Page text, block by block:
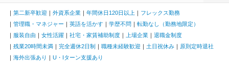
第二新卒歓迎 外資系企業 年間休日120日以上
フレックス勤務
管理職・マネジャー
英語を活かす 学歴不問
転勤なし（勤務地限定）
服装自由
女性活躍 社宅・家賃補助制度 上場企業
退職金制度
残業20時間未満
完全週休2日制 職種未経験歓迎 土日祝休み
原則定時退社
海外出張あり
U・Iターン支援あり